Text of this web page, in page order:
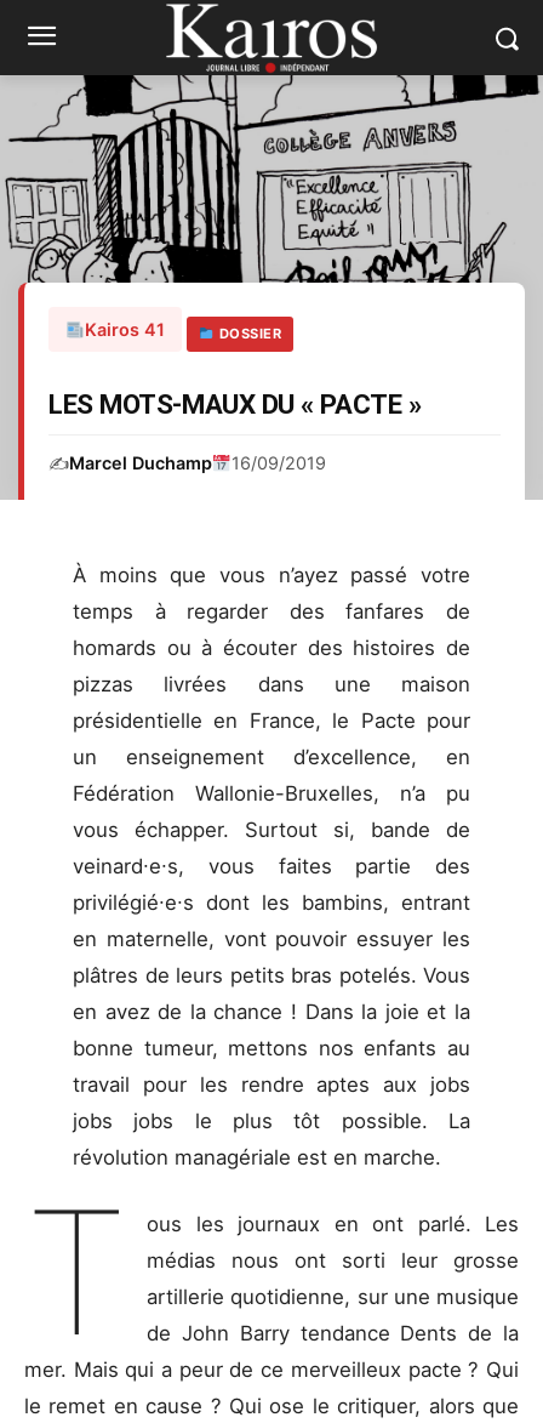
Kairos 41 DOSSIER
LES MOTS-MAUX DU « PACTE »
✍️Marcel Duchamp 16/09/2019
À moins que vous n’ayez passé votre
temps à regarder des fanfares de
homards ou à écouter des histoires de
pizzas livrées dans une maison
présidentielle en France, le Pacte pour
un enseignement d’excellence, en
Fédération Wallonie-Bruxelles, n’a pu
vous échapper. Surtout si, bande de
veinard∙e∙s, vous faites partie des
privilégié∙e∙s dont les bambins, entrant
en maternelle, vont pouvoir essuyer les
plâtres de leurs petits bras potelés. Vous
en avez de la chance ! Dans la joie et la
bonne tumeur, mettons nos enfants au
travail pour les rendre aptes aux jobs
jobs jobs le plus tôt possible. La
révolution managériale est en marche.
T
ous les journaux en ont parlé. Les
médias nous ont sorti leur grosse
artillerie quotidienne, sur une musique
de John Barry tendance Dents de la
mer. Mais qui a peur de ce merveilleux pacte ? Qui
le remet en cause ? Qui ose le critiquer, alors que